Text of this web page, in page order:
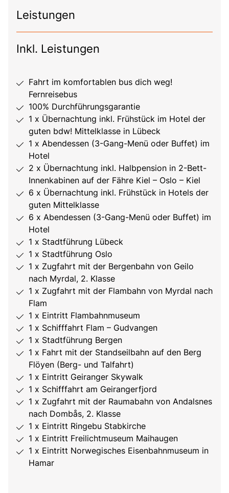
Leistungen
Inkl. Leistungen
Fahrt im komfortablen bus dich weg!
Fernreisebus
100% Durchführungsgarantie
1 x Übernachtung inkl. Frühstück im Hotel der
guten bdw! Mittelklasse in Lübeck
1 x Abendessen (3-Gang-Menü oder Buffet) im
Hotel
2 x Übernachtung inkl. Halbpension in 2-Bett-
Innenkabinen auf der Fähre Kiel – Oslo – Kiel
6 x Übernachtung inkl. Frühstück in Hotels der
guten Mittelklasse
6 x Abendessen (3-Gang-Menü oder Buffet) im
Hotel
1 x Stadtführung Lübeck
1 x Stadtführung Oslo
1 x Zugfahrt mit der Bergenbahn von Geilo
nach Myrdal, 2. Klasse
1 x Zugfahrt mit der Flambahn von Myrdal nach
Flam
1 x Eintritt Flambahnmuseum
1 x Schifffahrt Flam – Gudvangen
1 x Stadtführung Bergen
1 x Fahrt mit der Standseilbahn auf den Berg
Flöyen (Berg- und Talfahrt)
1 x Eintritt Geiranger Skywalk
1 x Schifffahrt am Geirangerfjord
1 x Zugfahrt mit der Raumabahn von Andalsnes
nach Dombås, 2. Klasse
1 x Eintritt Ringebu Stabkirche
1 x Eintritt Freilichtmuseum Maihaugen
1 x Eintritt Norwegisches Eisenbahnmuseum in
Hamar